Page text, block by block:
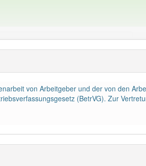
4 von 10
von Arbeitgeber und der von den
(BetrVG). Zur